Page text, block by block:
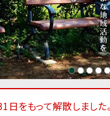
をもって解散しました。